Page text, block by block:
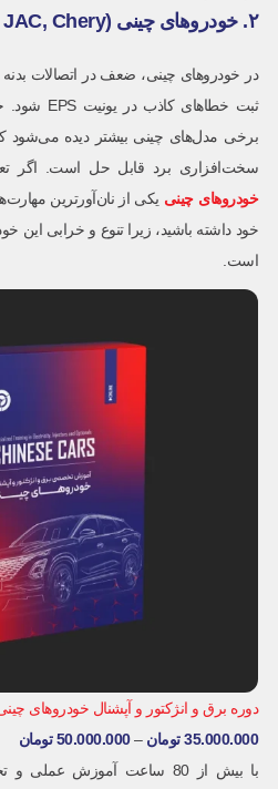
۲. خودروهای چینی (MVM, JAC, Chery)
در خودروهای چینی، ضعف در اتصالات
ثبت خطاهای کاذب در یونیت EPS شود. خطای
برخی مدل‌های چینی بیشتر دیده می‌شود
سخت‌افزاری برد قابل حل است. اگر
خودروهای چینی یکی از نان‌آورترین
خود داشته باشید، زیرا تنوع و خرابی این
است.
دوره برق و انژکتور و آپشنال خودروهای
35.000.000 تومان –
50.000.000 تومان
با بیش از 80 ساعت آموزش